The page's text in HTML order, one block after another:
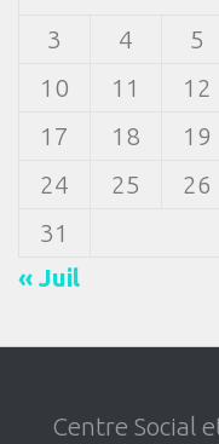
3
4 5
10
11 12
17
18 19
24
25 26
31
« Juil
Centre Social